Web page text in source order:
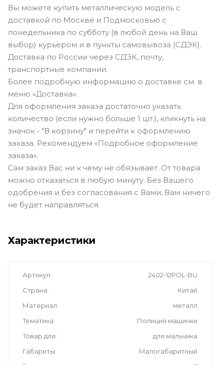
Вы можете купить металлическую модель с
доставкой по Москве и Подмосковью с
понедельника по субботу (в любой день на Ваш
выбор) курьером и в пункты самовывоза (СДЭК).
Доставка по России через СДЭК, почту,
транспортные компании.
Более подробную информацию о доставке см. в
меню «Доставка».
Для оформления заказа достаточно указать
количество (если нужно больше 1 шт.), кликнуть на
значок - "В корзину" и перейти к оформлению
заказа. Рекомендуем «Подробное оформление
заказа».
Сам заказ Вас ни к чему не обязывает. От товара
можно отказаться в любую минуту. Без Вашего
одобрения и без согласования с Вами, Вам ничего
не будет направляться.
Характеристики
Артикул
2402-12POL-BU
Страна
Китай
Материал
металл
Тематика
Полиция машинки
Товар для
для мальчика
Габариты
Малогабаритный